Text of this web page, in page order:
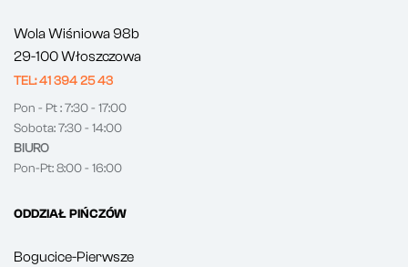
Wola Wiśniowa 98b
29-100 Włoszczowa
TEL: 41 394 25 43
Pon - Pt : 7:30 - 17:00
Sobota: 7:30 - 14:00
BIURO
Pon-Pt: 8:00 - 16:00
ODDZIAŁ PIŃCZÓW
Bogucice-Pierwsze